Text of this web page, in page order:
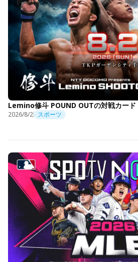
Lemino修斗 POUND OUTの対戦カード
2026/8/2 スポーツ